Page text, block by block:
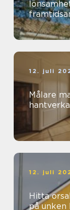
12. juli
Målare malmö så
12. juli
Hitta
på unken